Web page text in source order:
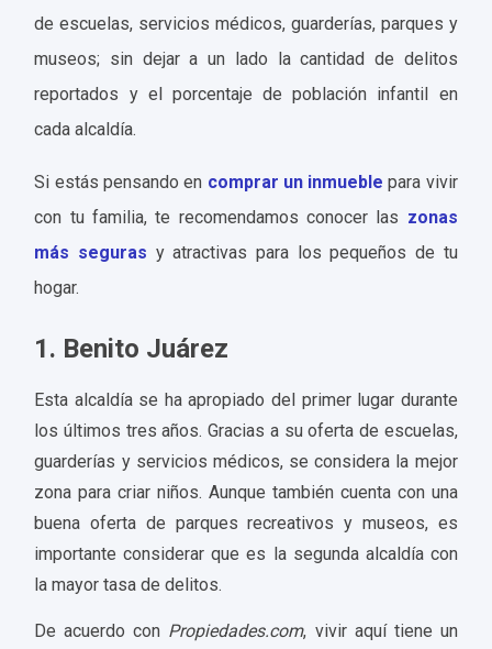
de escuelas, servicios médicos, guarderías, parques y
museos; sin dejar a un lado la cantidad de delitos
reportados y el porcentaje de población infantil en
cada alcaldía.
Si estás pensando en comprar un inmueble para vivir
con tu familia, te recomendamos conocer las zonas
más seguras y atractivas para los pequeños de tu
hogar.
1. Benito Juárez
Esta alcaldía se ha apropiado del primer lugar durante
los últimos tres años. Gracias a su oferta de escuelas,
guarderías y servicios médicos, se considera la mejor
zona para criar niños. Aunque también cuenta con una
buena oferta de parques recreativos y museos, es
importante considerar que es la segunda alcaldía con
la mayor tasa de delitos.
De acuerdo con Propiedades.com, vivir aquí tiene un